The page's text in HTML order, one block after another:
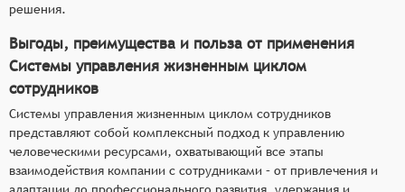
решения.
Выгоды, преимущества и польза от применения
Системы управления жизненным циклом
сотрудников
Системы управления жизненным циклом сотрудников
представляют собой комплексный подход к управлению
человеческими ресурсами, охватывающий все этапы
взаимодействия компании с сотрудниками – от привлечения и